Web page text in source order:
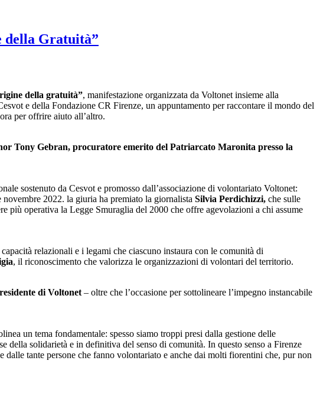
della Gratuità”
della gratuità”, manifestazione organizzata da Voltonet insieme alla
e della Fondazione CR Firenze, un appuntamento per raccontare il mondo del
per offrire aiuto all’altro.
Tony Gebran, procuratore emerito del Patriarcato Maronita presso la
sostenuto da Cesvot e promosso dall’associazione di volontariato Voltonet:
2022. la giuria ha premiato la giornalista Silvia Perdichizzi, che sulle
più operativa la Legge Smuraglia del 2000 che offre agevolazioni a chi assume
relazionali e i legami che ciascuno instaura con le comunità di
, il riconoscimento che valorizza le organizzazioni di volontari del territorio.
di Voltonet – oltre che l’occasione per sottolineare l’impegno instancabile
un tema fondamentale: spesso siamo troppi presi dalla gestione delle
della solidarietà e in definitiva del senso di comunità. In questo senso a Firenze
tante persone che fanno volontariato e anche dai molti fiorentini che, pur non